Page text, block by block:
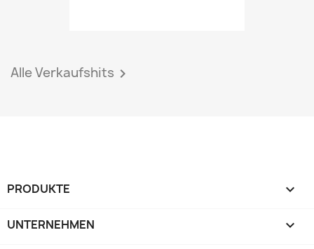
Alle Verkaufshits 
PRODUKTE 
UNTERNEHMEN 